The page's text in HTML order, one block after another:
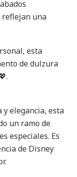
reflejan una
esta
de dulzura
elegancia, esta
un ramo de
especiales. Es
de Disney